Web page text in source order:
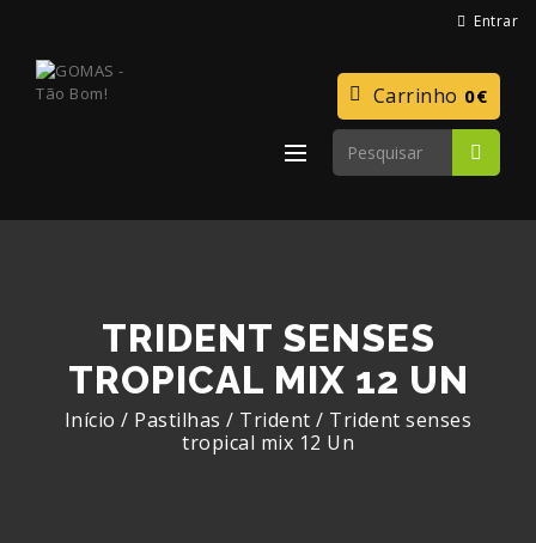
Entrar
Carrinho 0€
TRIDENT SENSES
TROPICAL MIX 12 UN
Início / Pastilhas / Trident / Trident senses
tropical mix 12 Un